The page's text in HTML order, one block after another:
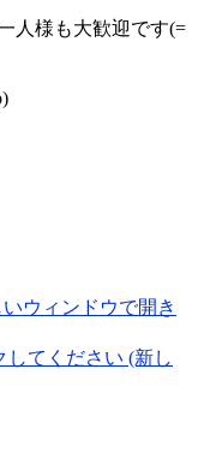
人様も大歓迎です(=
ウィンドウで開き
してください (新し